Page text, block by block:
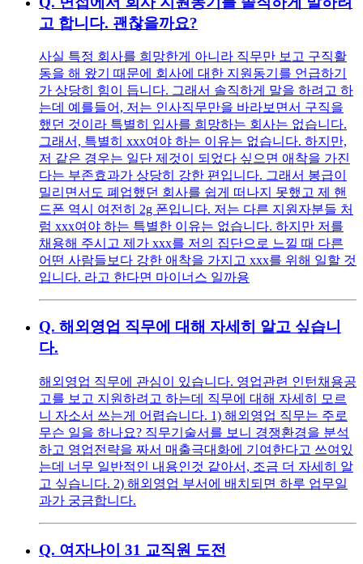
고 합니다. 괜찮을까요?
사실 특정 회사를 희망한게 아니라 직무만 보고 구직활
동을 해 왔기 때문에 회사에 대한 지원동기를 언급하기
가 상당히 힘이 듭니다. 그래서 솔직하게 말을 하려고 하
는데 예를들어, 저는 인사직무만을 바라보면서 구직을
했던 것이라 특별히 입사를 희망하는 회사는 없습니다.
그래서, 특별히 xxx여야 하는 이유는 없습니다. 하지만,
저 같은 경우는 일단 제것이 되었다 싶으면 애착을 가진
다는 부존효과가 상당히 강한 편입니다. 그래서 봉급이
밀리면서도 폐업했던 회사를 쉽게 떠나지 못했고 제 핸
드폰 역시 여전히 2g 폰입니다. 저는 다른 지원자분들 처
럼 xxx여야 하는 특별한 이유는 없습니다. 하지만 저를
채용해 주시고 제가 xxx를 저의 집단으로 느낄 때 다른
어떤 사람들보다 강한 애착을 가지고 xxx를 위해 일할 것
입니다. 라고 한다면 마이너스 일까용
Q. 해외영업 직무에 대해 자세히 알고 싶습니
다.
해외영업 직무에 관심이 있습니다. 영업관련 인턴채용공
고를 보고 지원하려고 하는데 직무에 대해 자세히 모르
니 자소서 쓰는게 어렵습니다. 1) 해외영업 직무는 주로
무슨 일을 하나요? 직무기술서를 보니 경쟁환경을 분석
하고 영업전략을 짜서 매출극대화에 기여한다고 쓰여있
는데 너무 일반적인 내용인것 같아서, 조금 더 자세히 알
고 싶습니다. 2) 해외영업 부서에 배치되면 하루 업무일
과가 궁금합니다.
Q. 여자나이 31 교직원 도전